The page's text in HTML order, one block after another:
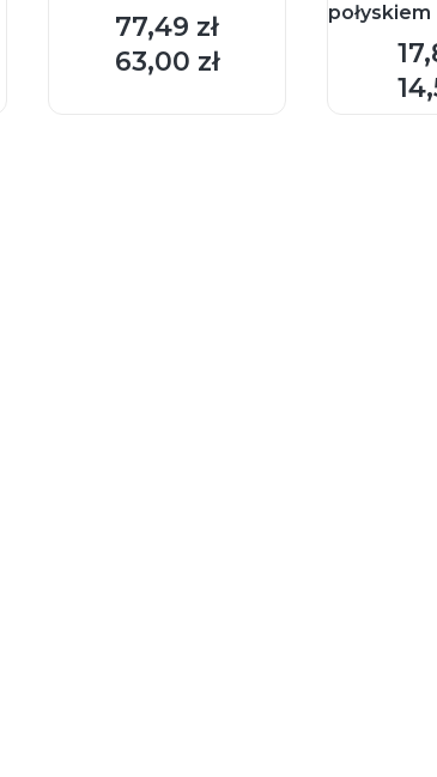
Cena
77,49 zł
Cena
63,00 zł
DO KOSZYKA
połyskiem
Cena
DO